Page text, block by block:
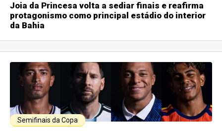
Joia da Princesa volta a sediar finais e reafirma
protagonismo como principal estádio do interior
da Bahia
Semifinais da Copa